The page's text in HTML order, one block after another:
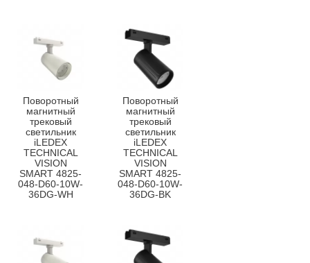
Поворотный
магнитный
трековый
светильник
iLEDEX
TECHNICAL
VISION
SMART 4825-
048-D60-10W-
36DG-WH
Поворотный
магнитный
трековый
светильник
iLEDEX
TECHNICAL
VISION
SMART 4825-
048-D60-10W-
36DG-BK